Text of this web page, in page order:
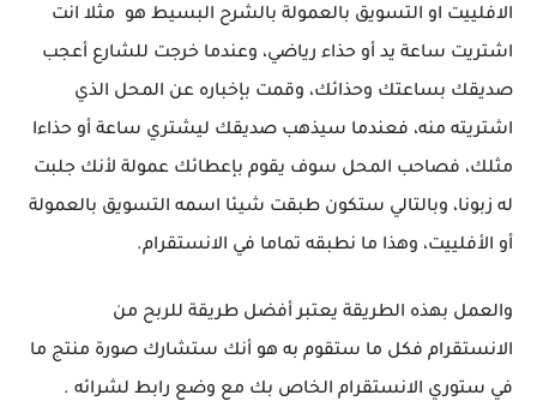
الافلييت او التسويق بالعمولة بالشرح البسيط هو مثلا انت
اشتريت ساعة يد أو حذاء رياضي، وعندما خرجت للشارع أعجب
صديقك بساعتك وحذائك، وقمت بإخباره عن المحل الذي
اشتريته منه، فعندما سيذهب صديقك ليشتري ساعة أو حذاءا
مثلك، فصاحب المحل سوف يقوم بإعطائك عمولة لأنك جلبت
له زبونا، وبالتالي ستكون طبقت شيئا اسمه التسويق بالعمولة
أو الأفلييت، وهذا ما نطبقه تماما في الانستقرام.
والعمل بهذه الطريقة يعتبر أفضل طريقة للربح من
الانستقرام فكل ما ستقوم به هو أنك ستشارك صورة منتج ما
في ستوري الانستقرام الخاص بك مع وضع رابط لشرائه .